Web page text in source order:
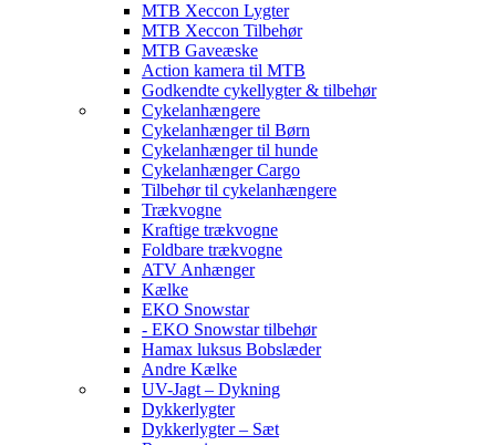
MTB Xeccon Lygter
MTB Xeccon Tilbehør
MTB Gaveæske
Action kamera til MTB
Godkendte cykellygter & tilbehør
Cykelanhængere
Cykelanhænger til Børn
Cykelanhænger til hunde
Cykelanhænger Cargo
Tilbehør til cykelanhængere
Trækvogne
Kraftige trækvogne
Foldbare trækvogne
ATV Anhænger
Kælke
EKO Snowstar
- EKO Snowstar tilbehør
Hamax luksus Bobslæder
Andre Kælke
UV-Jagt – Dykning
Dykkerlygter
Dykkerlygter – Sæt